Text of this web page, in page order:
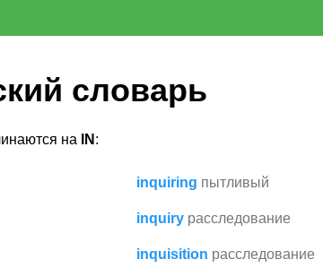
словарь
на IN :
inquiring пытливый
inquiry расследование
inquisition расследование